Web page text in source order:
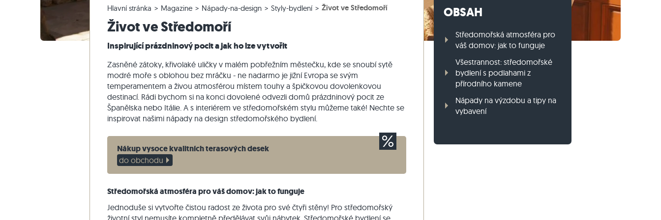
Křemencové dlažby
Mramorové dlažby
Starožitné dlažby
Béžové dlažby
Šedé dlažby
Vápencové venkovní dlažby
Mramorové venkovní dlažby
Křemenné venkovní dlažby
Čedičové venkovní dlažby
Polygonální venkovní dlažby
Béžová terasová dlažby
Šedé terasové dlažby
Dlažební kostky vápenec
Schodišťové bloky z ruly
Schodišťové bloky z vápence
Zdicí kámen travertin Travníkový obrubník z ruly
Reklamace a změna objednávky
Změna a zrušení objednávky
Vzorové odeslání
Panoramatická prohlídka
Styly bydlení
Mramor
Quartzite
Travertin
Hlavní stránka Magazine Nápady-na-design Styly-bydlení Život ve Středomoří
Život ve Středomoří
Inspirující prázdninový pocit a jak ho lze vytvořit
Zasněné zátoky, křivolaké uličky v malém pobřežním městečku, kde se snoubí sytě
modré moře s oblohou bez mráčku - ne nadarmo je jižní Evropa se svým
temperamentem a živou atmosférou místem touhy a špičkovou dovolenkovou
destinací. Rádi bychom si na konci dovolené odvezli domů prázdninový pocit ze
Španělska nebo Itálie. A s interiérem ve středomořském stylu můžeme také! Nechte se
inspirovat našimi nápady na design středomořského bydlení.
Nákup vysoce kvalitních terasových desek
do obchodu
Středomořská atmosféra pro váš domov: jak to funguje
Jednoduše si vytvořte čistou radost ze života pro své čtyři stěny! Pro středomořský
životní styl nemusíte kompletně předělávat svůj nábytek. Středomořské bydlení se
OBSAH
Středomořská atmosféra pro
váš domov: jak to funguje
Všestrannost: středomořské
bydlení s podlahami z
přírodního kamene
Nápady na výzdobu a tipy na
vybavení